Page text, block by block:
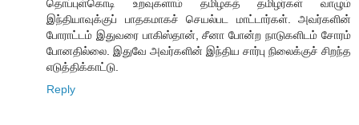
தொப்புள்கொடி உறவுகளாம் தமிழகத் தமிழர்கள் வாழும்
இந்தியாவுக்குப் பாதகமாகச் செயல்பட மாட்டார்கள். அவர்களின்
போராட்டம் இதுவரை பாகிஸ்தான், சீனா போன்ற நாடுகளிடம் சோரம்
போன‌தில்லை. இதுவே அவர்களின் இந்திய சார்பு நிலைக்குச் சிறந்த
எடுத்திக்காட்டு.
Reply